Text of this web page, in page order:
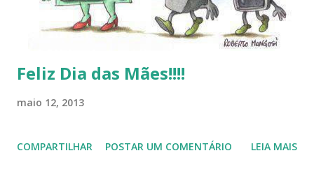
Feliz Dia das Mães!!!!
maio 12, 2013
COMPARTILHAR POSTAR UM COMENTÁRIO LEIA MAIS